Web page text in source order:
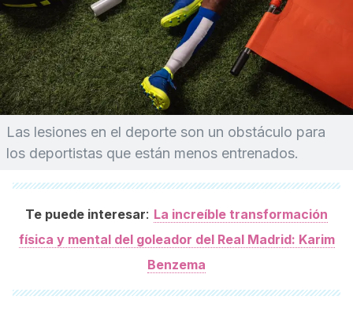
Las lesiones en el deporte son un obstáculo para
los deportistas que están menos entrenados.
Te puede interesar: La increíble transformación
física y mental del goleador del Real Madrid: Karim
Benzema